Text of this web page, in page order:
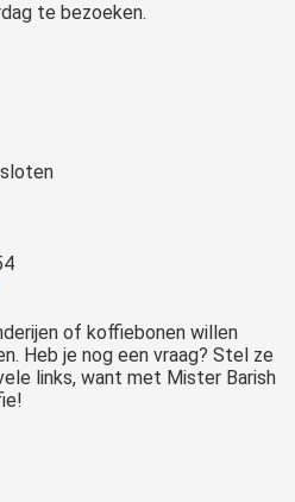
te bezoeken.
of koffiebonen willen
Heb je nog een vraag? Stel ze
links, want met Mister Barish